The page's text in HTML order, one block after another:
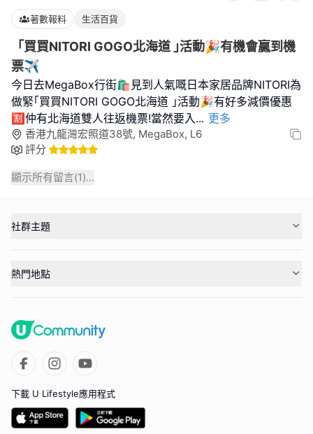
著數報料 生活百貨
「買買NITORI GOGO北海道 ｣活動🎉有機會贏到機
票✈️
今日去MegaBox行街🛍️見到人氣嘅日本家居品牌NITORI為
做緊｢買買NITORI GOGO北海道 ｣活動🎉有好多減價優惠
🈹仲有北海道雙人往返機票!當然要入... 更多
香港九龍灣宏照道38號, MegaBox, L6
評分
顯示所有留言(1)...
社群主題
熱門地點
下載 U Lifestyle應用程式